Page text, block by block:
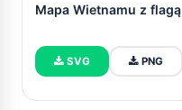
Mapa Wietnamu z flagą
SVG PNG